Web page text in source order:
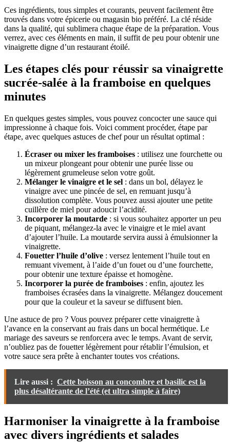
Ces ingrédients, tous simples et courants, peuvent facilement être
trouvés dans votre épicerie ou magasin bio préféré. La clé réside
dans la qualité, qui sublimera chaque étape de la préparation. Vous
verrez, avec ces éléments en main, il suffit de peu pour obtenir une
vinaigrette digne d’un restaurant étoilé.
Les étapes clés pour réussir sa vinaigrette
sucrée-salée à la framboise en quelques
minutes
En quelques gestes simples, vous pouvez concocter une sauce qui
impressionne à chaque fois. Voici comment procéder, étape par
étape, avec quelques astuces de chef pour un résultat optimal :
Écraser ou mixer les framboises : utilisez une fourchette ou
un mixeur plongeant pour obtenir une purée lisse ou
légèrement grumeleuse selon votre goût.
Mélanger le vinaigre et le sel : dans un bol, délayez le
vinaigre avec une pincée de sel, en remuant jusqu’à
dissolution complète. Vous pouvez aussi ajouter une petite
cuillère de miel pour adoucir l’acidité.
Incorporer la moutarde : si vous souhaitez apporter un peu
de piquant, mélangez-la avec le vinaigre et le miel avant
d’ajouter l’huile. La moutarde servira aussi à émulsionner la
vinaigrette.
Fouetter l’huile d’olive : versez lentement l’huile tout en
remuant vivement, à l’aide d’un fouet ou d’une fourchette,
pour obtenir une texture épaisse et homogène.
Incorporer la purée de framboises : enfin, ajoutez les
framboises écrasées dans la vinaigrette. Mélangez doucement
pour que la couleur et la saveur se diffusent bien.
Une astuce de pro ? Vous pouvez préparer cette vinaigrette à
l’avance en la conservant au frais dans un bocal hermétique. Le
mariage des saveurs se renforcera avec le temps. Avant de servir,
n’oubliez pas de fouetter légèrement pour rétablir l’émulsion, et
votre sauce sera prête à enchanter toutes vos créations.
Lire aussi : Cette boisson au concombre et basilic est la
plus désaltérante de l’été (et ultra simple à faire)
Harmoniser la vinaigrette à la framboise
avec divers ingrédients et salades